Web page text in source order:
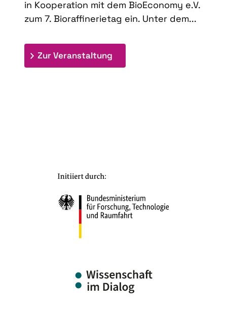
in Kooperation mit dem BioEconomy e.V.
zum 7. Bioraffinerietag ein. Unter dem...
Zur Veranstaltung